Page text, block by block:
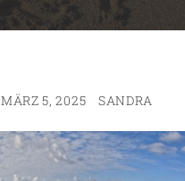
MÄRZ 5, 2025 SANDRA